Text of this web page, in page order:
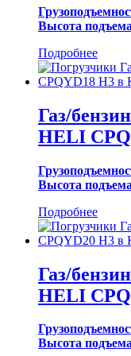
Высота
Подробнее
Газ/
HELI
Высота
Подробнее
Газ/
HELI
Высота